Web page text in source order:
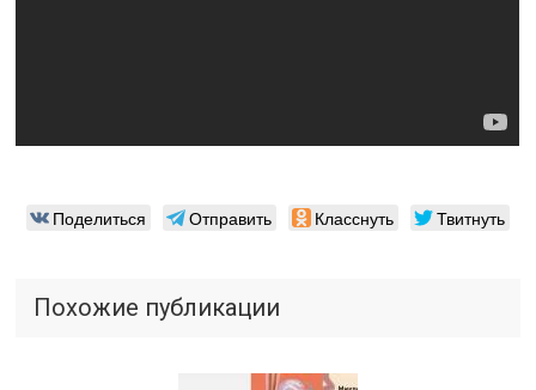
Поделиться Отправить Класснуть Твитнуть
Похожие публикации